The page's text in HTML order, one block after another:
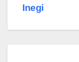
Inegi